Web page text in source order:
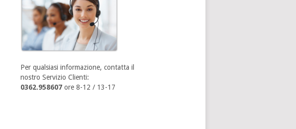
Per qualsiasi informazione, contatta il
nostro Servizio Clienti:
0362.958607 ore 8-12 / 13-17